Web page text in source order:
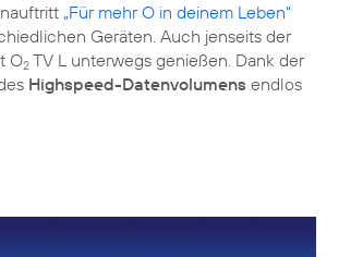
„Für mehr O in deinem Leben“
Geräten. Auch jenseits der
O2 TV L unterwegs genießen. Dank der
Highspeed-Datenvolumens endlos